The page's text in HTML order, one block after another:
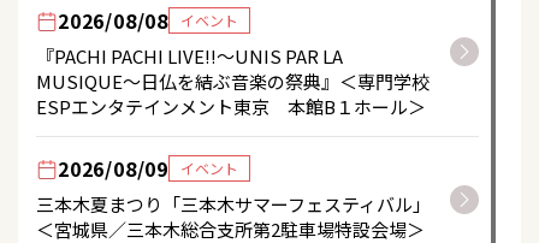
2026/08/08 イベント
『PACHI PACHI LIVE!!～UNIS PAR LA
MUSIQUE～日仏を結ぶ音楽の祭典』＜専門学校
ESPエンタテインメント東京 本館B１ホール＞
2026/08/09 イベント
三本木夏まつり「三本木サマーフェスティバル」
＜宮城県／三本木総合支所第2駐車場特設会場＞